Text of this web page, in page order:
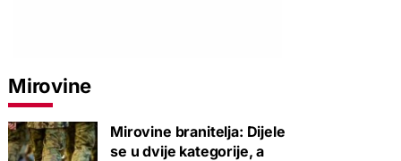
Mirovine
Mirovine branitelja: Dijele
se u dvije kategorije, a